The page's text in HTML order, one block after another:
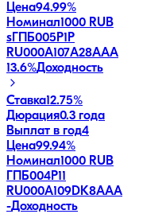
Цена94.99%
Номинал1000 RUB
sГПБ005P1P
RU000A107A28AAA
13.6%Доходность
Ставка12.75%
Дюрация0.3 года
Выплат в год4
Цена99.94%
Номинал1000 RUB
ГПБ004Р11
RU000A109DK8AAA
-Доходность